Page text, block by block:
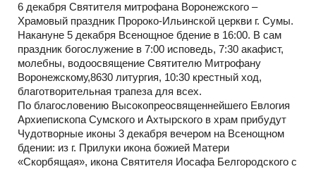
6 декабря Святителя митрофана Воронежского –
Храмовый праздник Пророко-Ильинской церкви г. Сумы.
Накануне 5 декабря Всенощное бдение в 16:00. В сам
праздник богослужение в 7:00 исповедь, 7:30 акафист,
молебны, водоосвящение Святителю Митрофану
Воронежскому,8630 литургия, 10:30 крестный ход,
благотворительная трапеза для всех.
По благословению Высокопреосвященнейшего Евлогия
Архиепископа Сумского и Ахтырского в храм прибудут
Чудотворные иконы 3 декабря вечером на Всенощном
бдении: из г. Прилуки икона божией Матери
«Скорбящая», икона Святителя Иосафа Белгородского с